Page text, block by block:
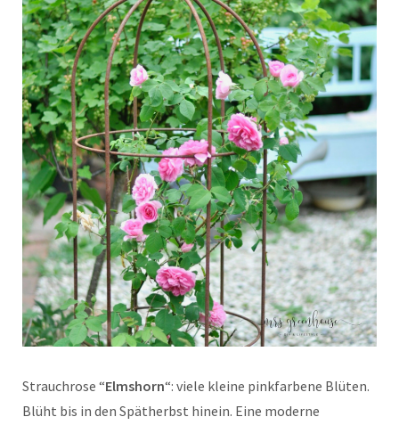
Strauchrose “Elmshorn“: viele kleine pinkfarbene Blüten.
Blüht bis in den Spätherbst hinein. Eine moderne